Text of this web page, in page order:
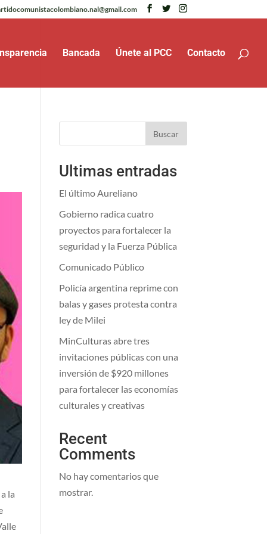
Bancada Únete al PCC Contacto
la
Buscar
Ultimas entradas
El último Aureliano
Gobierno radica cuatro
proyectos para fortalecer la
seguridad y la Fuerza Pública
Comunicado Público
Policía argentina reprime con
balas y gases protesta contra
ley de Milei
MinCulturas abre tres
invitaciones públicas con una
inversión de $920 millones
para fortalecer las economías
culturales y creativas
Recent
Comments
No hay comentarios que
mostrar.